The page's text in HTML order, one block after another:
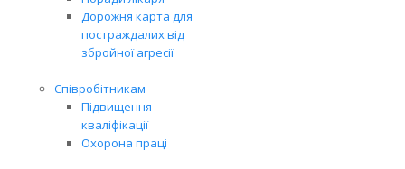
Дорожня карта для
постраждалих від
збройної агресії
Співробітникам
Підвищення
кваліфікації
Охорона праці